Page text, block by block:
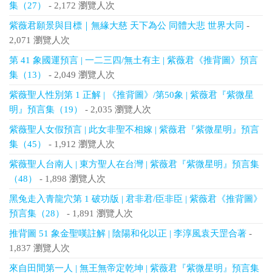
集（27）
- 2,172 瀏覽人次
紫薇君願景與目標｜無緣大慈 天下為公 同體大悲 世界大同 -
2,071 瀏覽人次
第 41 象國運預言 | 一二三四/無土有主 | 紫薇君《推背圖》預言
集（13）
- 2,049 瀏覽人次
紫薇聖人性別第 1 正解 | 《推背圖》/第50象 | 紫薇君『紫微星
明』預言集（19）
- 2,035 瀏覽人次
紫薇聖人女假預言 | 此女非聖不相嫁 | 紫薇君『紫微星明』預言
集（45）
- 1,912 瀏覽人次
紫薇聖人台南人 | 東方聖人在台灣 | 紫薇君『紫微星明』預言集
（48）
- 1,898 瀏覽人次
黑兔走入青龍穴第 1 破功版 | 君非君/臣非臣 | 紫薇君《推背圖》
預言集（28）
- 1,891 瀏覽人次
推背圖 51 象金聖嘆註解 | 陰陽和化以正 | 李淳風袁天罡合著 -
1,837 瀏覽人次
來自田間第一人 | 無王無帝定乾坤 | 紫薇君『紫微星明』預言集